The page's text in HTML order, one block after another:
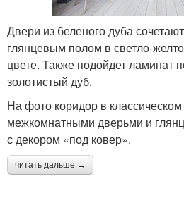
Двери из беленого дуба
глянцевым полом в светло-
цвете. Также подойдет ламинат
золотистый дуб.
На фото коридор в
межкомнатными дверьми и
с декором «под ковер».
читать дальше →